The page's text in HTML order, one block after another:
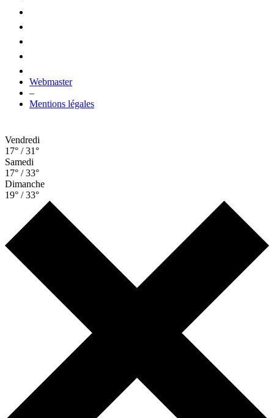
Webmaster
–
Mentions légales
Vendredi
17° / 31°
Samedi
17° / 33°
Dimanche
19° / 33°